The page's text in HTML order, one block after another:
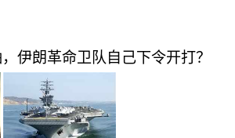
伊朗革命卫队自己下令开打？